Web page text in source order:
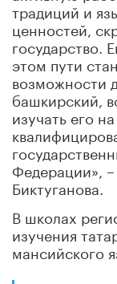
традиций и
ценностей,
государство.
этом пути
возможности
башкирский,
изучать его
Федерации»,
Биктуганова.
В школах
изучения
мансийского